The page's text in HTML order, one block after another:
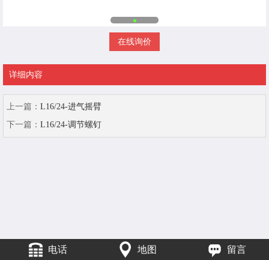
在线询价
详细内容
上一篇： L16/24-进气摇臂
下一篇： L16/24-调节螺钉
电话 地图 留言